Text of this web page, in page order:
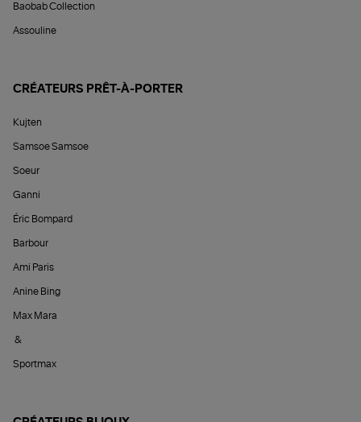
Baobab Collection
Assouline
CRÉATEURS PRÊT-À-PORTER
Kujten
Samsoe Samsoe
Soeur
Ganni
Éric Bompard
Barbour
Ami Paris
Anine Bing
Max Mara
&
Sportmax